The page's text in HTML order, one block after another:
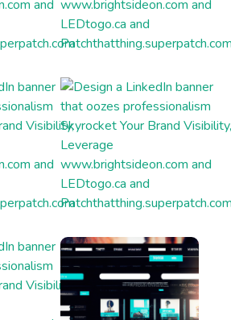
and informative points for the
article
paragraphs that are easy to
with persuasive words.